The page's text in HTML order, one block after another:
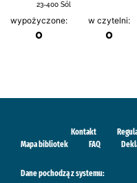
23-400 Sól
wypożyczone:
0
w czytelni:
0
Kontakt
Mapa bibliotek
FAQ
Dane pochodzą z systemu: